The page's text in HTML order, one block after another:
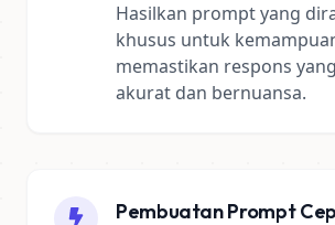
Hasilkan prompt yang
khusus untuk
memastikan respons
akurat dan bernuansa.
Pembuatan Prompt